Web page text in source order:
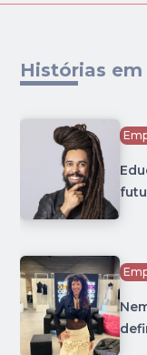
Histórias